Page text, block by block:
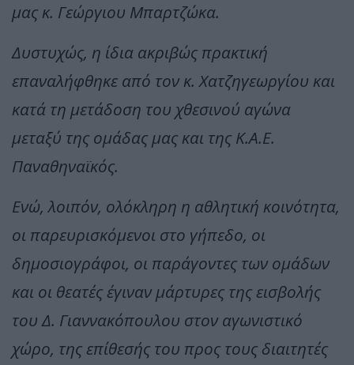
μας κ. Γεώργιου Μπαρτζώκα.
Δυστυχώς, η ίδια ακριβώς πρακτική
επαναλήφθηκε από τον κ. Χατζηγεωργίου και
κατά τη μετάδοση του χθεσινού αγώνα
μεταξύ της ομάδας μας και της Κ.Α.Ε.
Παναθηναϊκός.
Ενώ, λοιπόν, ολόκληρη η αθλητική κοινότητα,
οι παρευρισκόμενοι στο γήπεδο, οι
δημοσιογράφοι, οι παράγοντες των ομάδων
και οι θεατές έγιναν μάρτυρες της εισβολής
του Δ. Γιαννακόπουλου στον αγωνιστικό
χώρο, της επίθεσής του προς τους διαιτητές